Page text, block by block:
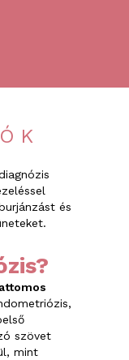
és
szövet
mint